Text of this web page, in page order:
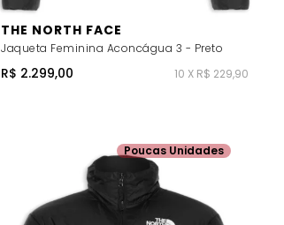
THE NORTH FACE
Jaqueta Feminina Aconcágua 3 - Preto
R$ 2.299,00 10 X R$ 229,90
Poucas Unidades